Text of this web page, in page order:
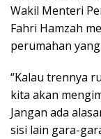
Wakil Menteri
Fahri Hamzah
perumahan
“Kalau trennya
kita akan
Jangan ada
sisi lain gara-